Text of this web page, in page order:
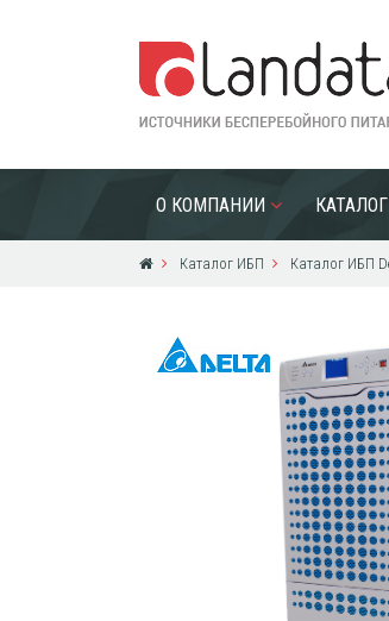
О КОМПАНИИ
Каталог ИБП Каталог ИБП